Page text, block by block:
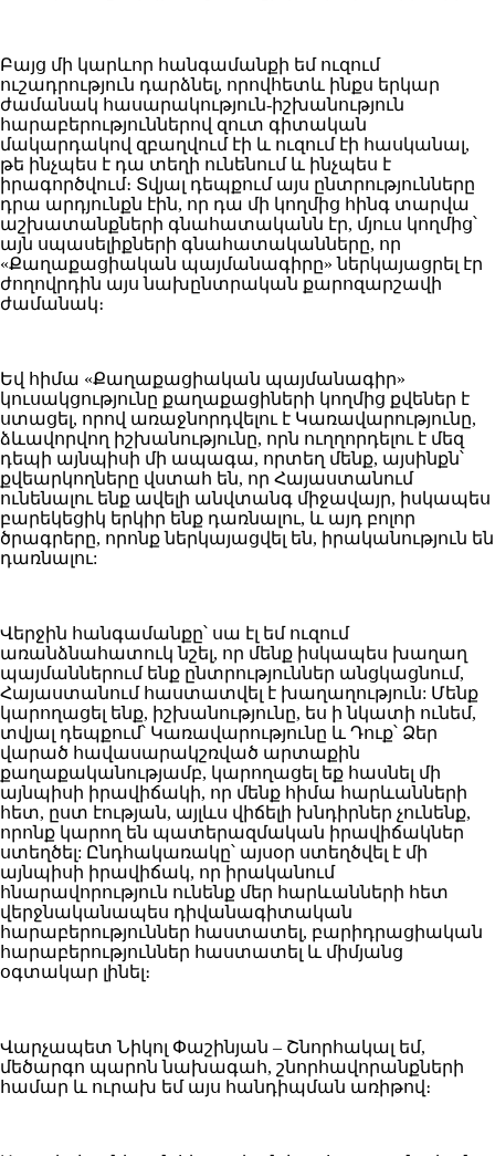
Բայց մի կարևոր հանգամանքի եմ ուզում
ուշադրություն դարձնել, որովհետև ինքս երկար
ժամանակ հասարակություն-իշխանություն
հարաբերություններով զուտ գիտական
մակարդակով զբաղվում էի և ուզում էի հասկանալ,
թե ինչպես է դա տեղի ունենում և ինչպես է
իրագործվում։ Տվյալ դեպքում այս ընտրությունները
դրա արդյունքն էին, որ դա մի կողմից հինգ տարվա
աշխատանքների գնահատականն էր, մյուս կողմից՝
այն սպասելիքների գնահատականները, որ
«Քաղաքացիական պայմանագիրը» ներկայացրել էր
ժողովրդին այս նախընտրական քարոզարշավի
ժամանակ։
Եվ հիմա «Քաղաքացիական պայմանագիր»
կուսակցությունը քաղաքացիների կողմից քվեներ է
ստացել, որով առաջնորդվելու է Կառավարությունը,
ձևավորվող իշխանությունը, որն ուղղորդելու է մեզ
դեպի այնպիսի մի ապագա, որտեղ մենք, այսինքն՝
քվեարկողները վստահ են, որ Հայաստանում
ունենալու ենք ավելի անվտանգ միջավայր, իսկապես
բարեկեցիկ երկիր ենք դառնալու, և այդ բոլոր
ծրագրերը, որոնք ներկայացվել են, իրականություն են
դառնալու:
Վերջին հանգամանքը՝ սա էլ եմ ուզում
առանձնահատուկ նշել, որ մենք իսկապես խաղաղ
պայմաններում ենք ընտրություններ անցկացնում,
Հայաստանում հաստատվել է խաղաղություն: Մենք
կարողացել ենք, իշխանությունը, ես ի նկատի ունեմ,
տվյալ դեպքում՝ Կառավարությունը և Դուք՝ Ձեր
վարած հավասարակշռված արտաքին
քաղաքականությամբ, կարողացել եք հասնել մի
այնպիսի իրավիճակի, որ մենք հիմա հարևանների
հետ, ըստ էության, այլևս վիճելի խնդիրներ չունենք,
որոնք կարող են պատերազմական իրավիճակներ
ստեղծել: Ընդհակառակը՝ այսօր ստեղծվել է մի
այնպիսի իրավիճակ, որ իրականում
հնարավորություն ունենք մեր հարևանների հետ
վերջնականապես դիվանագիտական
հարաբերություններ հաստատել, բարիդրացիական
հարաբերություններ հաստատել և միմյանց
օգտակար լինել։
Վարչապետ Նիկոլ Փաշինյան – Շնորհակալ եմ,
մեծարգո պարոն նախագահ, շնորհավորանքների
համար և ուրախ եմ այս հանդիպման առիթով։